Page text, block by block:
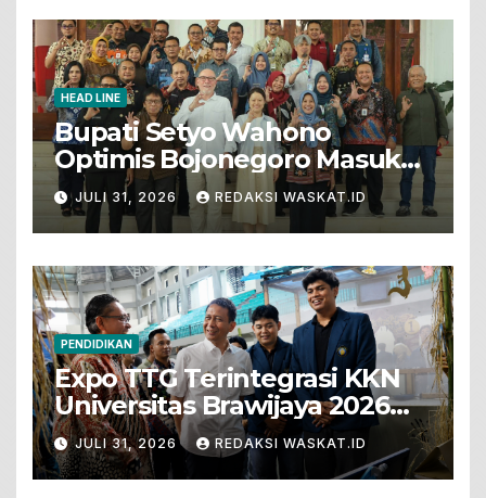
HEAD LINE
Bupati Setyo Wahono
Optimis Bojonegoro Masuk
Unesco Global Geopark
JULI 31, 2026 REDAKSI WASKAT.ID
PENDIDIKAN
Expo TTG Terintegrasi KKN
Universitas Brawijaya 2026
Hadirkan Inovasi Peternakan
Untuk Bojonegoro
JULI 31, 2026 REDAKSI WASKAT.ID